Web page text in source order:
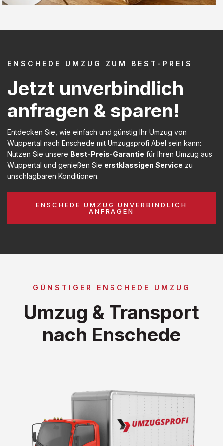
ENSCHEDE UMZUG ZUM BEST-PREIS
Jetzt unverbindlich
anfragen & sparen!
Entdecken Sie, wie einfach und günstig Ihr Umzug von
Wuppertal nach Enschede mit Umzugsprofi Abel sein kann:
Nutzen Sie unsere Best-Preis-Garantie für Ihren Umzug aus
Wuppertal und genießen Sie erstklassigen Service zu
unschlagbaren Konditionen.
ENSCHEDE UMZUG UNVERBINDLICH
ANFRAGEN
GÜNSTIGER ENSCHEDE UMZUG
Umzug & Transport
nach Enschede